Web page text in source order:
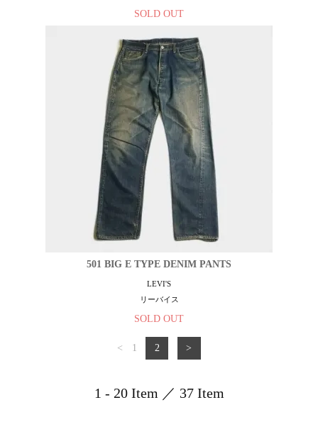
SOLD OUT
501 BIG E TYPE DENIM PANTS
LEVI'S
リーバイス
SOLD OUT
< 1 2 >
1 - 20 Item ／ 37 Item